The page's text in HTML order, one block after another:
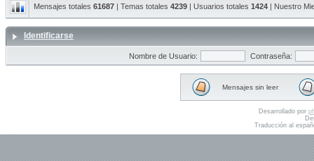
Mensajes totales 61687 | Temas totales 4239 | Usuarios totales 1424 | Nuestro
Identificarse
Nombre de Usuario: Contraseña:
Mensajes sin leer
Desarrollado por
Traducción al